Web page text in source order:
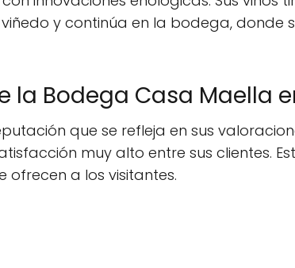
y continúa en la bodega, donde
la Bodega Casa Maella
que se refleja en sus
muy alto entre sus clientes.
ofrecen a los visitantes.